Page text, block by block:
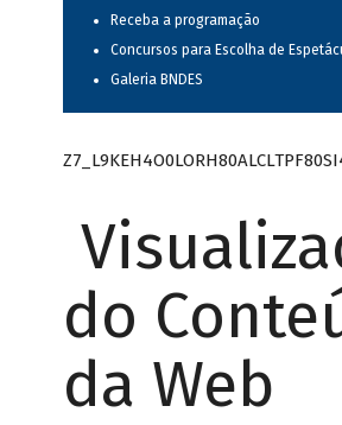
Receba a programação
Concursos para Escolha de
Galeria BNDES
do
da Web